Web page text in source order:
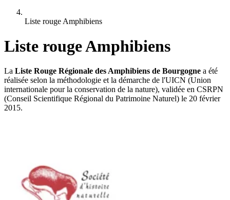
Liste rouge Amphibiens
Liste rouge Amphibiens
La Liste Rouge Régionale des Amphibiens de Bourgogne a été
réalisée selon la méthodologie et la démarche de l'UICN (Union
internationale pour la conservation de la nature), validée en CSRPN
(Conseil Scientifique Régional du Patrimoine Naturel) le 20 février
2015.